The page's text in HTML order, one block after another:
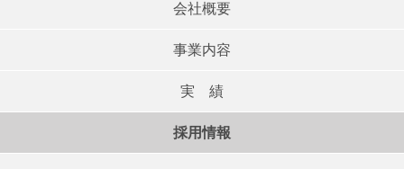
会社概要
事業内容
実 績
採用情報